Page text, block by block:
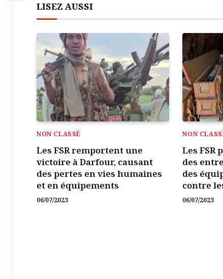
LISEZ AUSSI
NON CLASSÉ
Les FSR remportent une
victoire à Darfour, causant
des pertes en vies humaines
et en équipements
06/07/2023
NON
Les FSR
des
des
contre
06/07/2023